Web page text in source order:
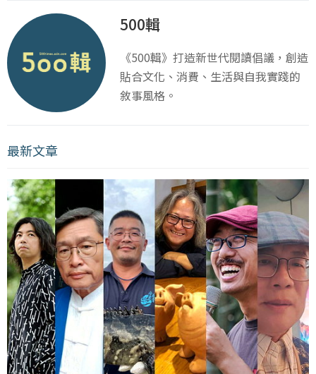
500輯
《500輯》打造新世代閱讀倡議，創造
貼合文化、消費、生活與自我實踐的
敘事風格。
最新文章